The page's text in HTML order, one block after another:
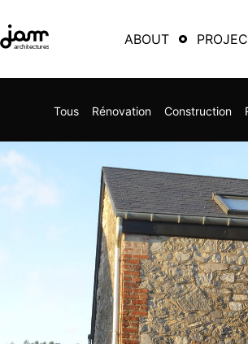
ABOUT
Tous Rénovation Construction